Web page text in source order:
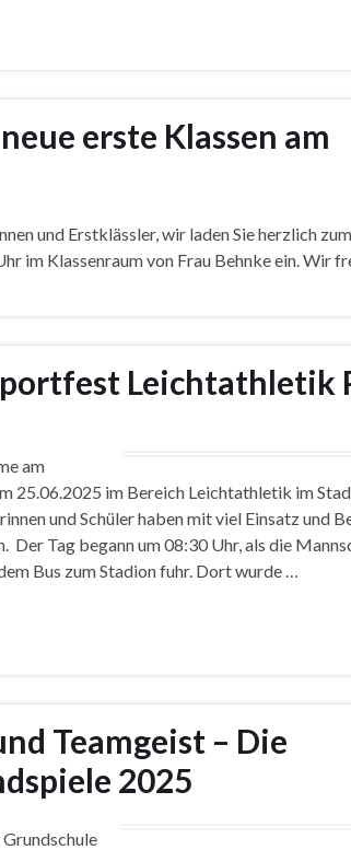
erste Klassen am
und Erstklässler, wir laden Sie herzlich
im Klassenraum von Frau Behnke ein. Wir
Leichtathletik
am
25.06.2025 im Bereich Leichtathletik im
und Schüler haben mit viel Einsatz und
Tag begann um 08:30 Uhr, als die
Bus zum Stadion fuhr. Dort wurde …
Teamgeist – Die
2025